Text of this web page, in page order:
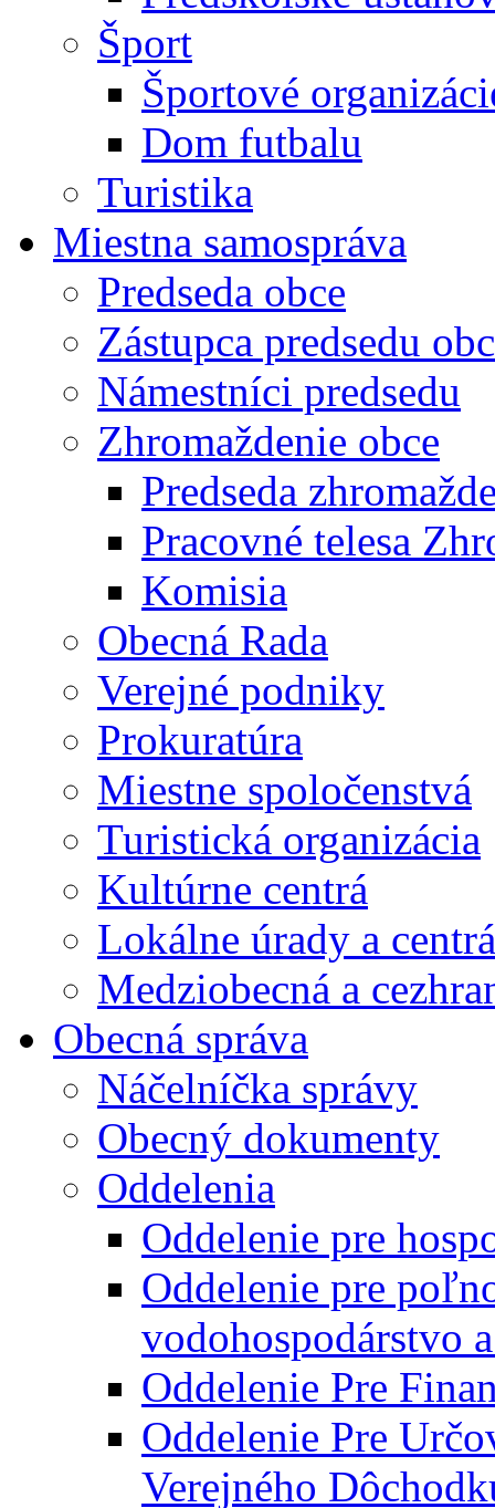
Šport
Športové
Dom futbalu
Turistika
Miestna samospráva
Predseda obce
Zástupca predsedu
Námestníci predsedu
Zhromaždenie obce
Predseda
Pracovné telesa
Komisia
Obecná Rada
Verejné podniky
Prokuratúra
Miestne spoločenstvá
Turistická organizácia
Kultúrne centrá
Lokálne úrady a centrá
Medziobecná a
Obecná správa
Náčelníčka správy
Obecný dokumenty
Oddelenia
Oddelenie pre
Oddelenie pre
vodohospodárstvo
Oddelenie Pre
Oddelenie Pre
Verejného